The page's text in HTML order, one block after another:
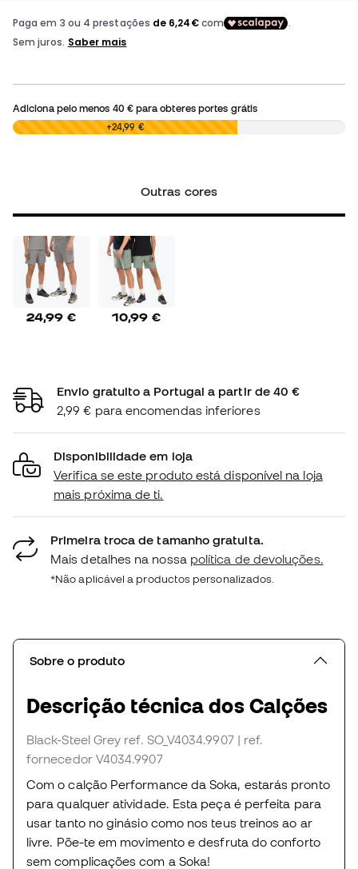
Adiciona pelo menos 40 €para obteres portes grátis
0,00 € +24,99 €
Outras cores
24,99 € 10,99 €
Envio gratuito a Portugal a partir de 40 €
2,99 € para encomendas inferiores
Disponibilidade em loja
Verifica se este produto está disponível na loja
mais próxima de ti.
Primeira troca de tamanho gratuita.
Mais detalhes na nossa política de devoluções.
*Não aplicável a productos personalizados.
Sobre o produto
Descrição técnica dos Calções
Black-Steel Grey ref. SO_V4034.9907 | ref.
fornecedor V4034.9907
Com o calção Performance da Soka, estarás pronto
para qualquer atividade. Esta peça é perfeita para
usar tanto no ginásio como nos teus treinos ao ar
livre. Põe-te em movimento e desfruta do conforto
sem complicações com a Soka!